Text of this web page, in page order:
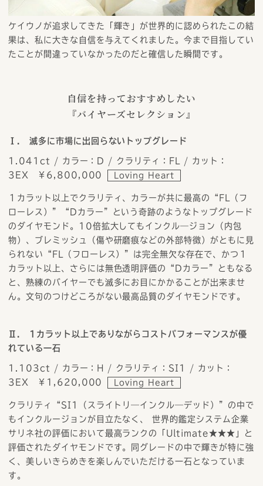
ケイウノが追求してきた「輝き」が世界的に認められたこの結
果は、私に大きな自信を与えてくれました。今まで目指してい
たことが間違っていなかったのだと確信した瞬間です。
自信を持っておすすめしたい
『バイヤーズセレクション』
Ⅰ. 滅多に市場に出回らないトップグレード
1.041ct / カラー：D / クラリティ：FL / カット：
3EX ￥6,800,000
Loving Heart
１カラット以上でクラリティ、カラーが共に最高の“FL（フ
ローレス）”“Dカラー”という奇跡のようなトップグレード
のダイヤモンド。10倍拡大してもインクル―ジョン（内包
物）、ブレミッシュ（傷や研磨痕などの外部特徴）がともに見
られない“FL（フローレス）”は完全無欠な存在で、かつ１
カラット以上、さらには無色透明評価の“Dカラー”ともなる
と、熟練のバイヤーでも滅多にお目にかかることが出来ませ
ん。文句のつけどころがない最高品質のダイヤモンドです。
Ⅱ. 1カラット以上でありながらコストパフォーマンスが優
れている一石
1.103ct / カラー：H / クラリティ：SI1 / カット：
3EX ￥1,620,000
Loving Heart
クラリティ“SI1（スライトリ―インクル―デッド）”の中で
もインクルージョンが目立たなく、 世界的鑑定システム企業
サリネ社の評価において最高ランクの「Ultimate★★★」と
評価されたダイヤモンドです。同グレードの中で輝きが特に強
く、美しいきらめきを楽しんでいただける一石となっていま
す。